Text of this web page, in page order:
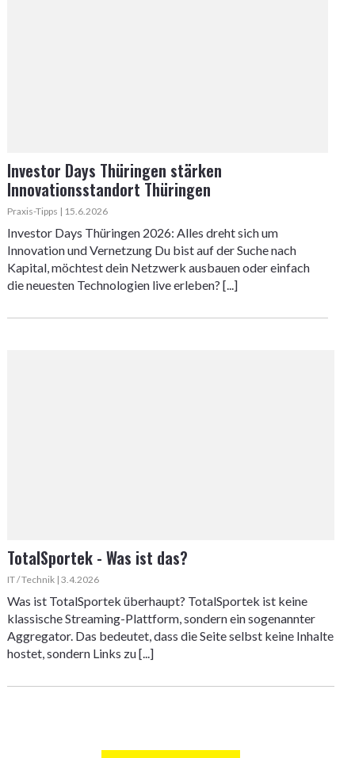
Investor Days Thüringen stärken
Innovationsstandort Thüringen
Praxis-Tipps | 15.6.2026
Investor Days Thüringen 2026: Alles dreht sich um
Innovation und Vernetzung Du bist auf der Suche nach
Kapital, möchtest dein Netzwerk ausbauen oder einfach
die neuesten Technologien live erleben? [...]
TotalSportek - Was ist das?
IT / Technik | 3.4.2026
Was ist TotalSportek überhaupt? TotalSportek ist keine
klassische Streaming-Plattform, sondern ein sogenannter
Aggregator. Das bedeutet, dass die Seite selbst keine Inhalte
hostet, sondern Links zu [...]